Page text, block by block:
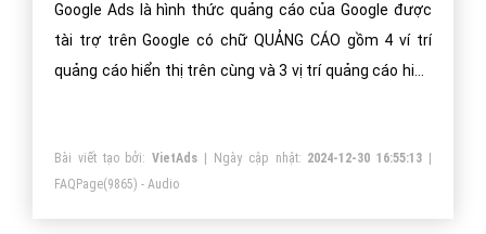
Google Ads là hình thức quảng cáo của Google được
tài trợ trên Google có chữ QUẢNG CÁO gồm 4 ví trí
quảng cáo hiển thị trên cùng và 3 vị trí quảng cáo hiển
Bài viết tạo bởi:VietAds | Ngày cập nhật: 2024-12-30 16:55:13
FAQPage(9865) - Audio